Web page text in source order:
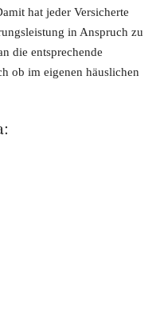
hat jeder Versicherte
in Anspruch zu
die entsprechende
ob im eigenen häuslichen